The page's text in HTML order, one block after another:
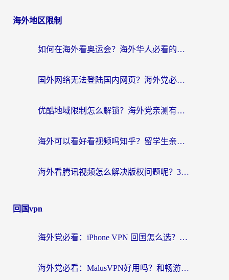
海外地区限制
如何在海外看奥运会？海外华人必看的体育赛事直播终极指南
国外网络无法登陆国内网页？海外党必看：选对回国加速器实现无缝访问
优酷地域限制怎么解锁？海外党亲测有效的追剧自由指南
海外可以看好看视频吗知乎？留学生亲测有效的回国追剧解决方案
海外看腾讯视频怎么解决版权问题呢？3步让你轻松解锁国内影视自由
回国vpn
海外党必看：iPhone VPN 回国怎么选？一篇搞定无缝访问国内资源
海外党必看：MalusVPN好用吗？和畅游VPN对比哪个回国效果更好？附穿梭飞鱼神龟真实体验